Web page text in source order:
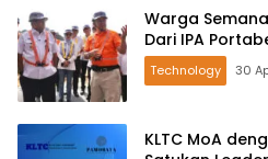
Warga
Dari IPA
Technology 30
KLTC MoA